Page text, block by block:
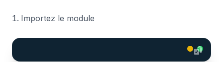
Importez le module